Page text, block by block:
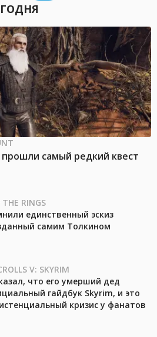
прошли самый редкий квест
RINGS
единственный эскиз
самим Толкином
V: SKYRIM
что его умерший дед
гайдбук Skyrim, и это
кризис у фанатов